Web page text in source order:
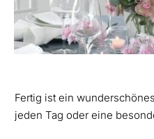
Fertig ist ein
jeden Tag oder eine